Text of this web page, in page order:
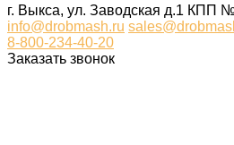
г. Выкса, ул. Заводская д.1 КПП
info@drobmash.ru
8-800-234-40-20
Заказать звонок